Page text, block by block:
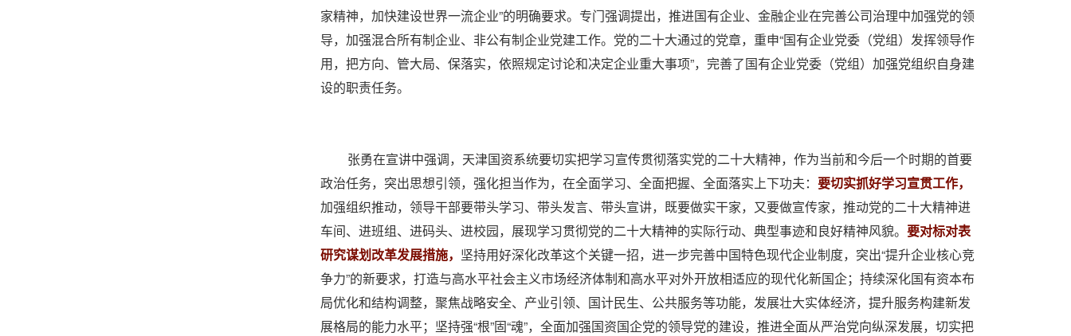
家精神，加快建设世界一流企业”的明确要求。专门强调提出，推进国有企业、金融企业在完善公司治理中加强党的领
导，加强混合所有制企业、非公有制企业党建工作。党的二十大通过的党章，重申“国有企业党委（党组）发挥领导作
用，把方向、管大局、保落实，依照规定讨论和决定企业重大事项”，完善了国有企业党委（党组）加强党组织自身建
设的职责任务。
张勇在宣讲中强调，天津国资系统要切实把学习宣传贯彻落实党的二十大精神，作为当前和今后一个时期的首要
政治任务，突出思想引领，强化担当作为，在全面学习、全面把握、全面落实上下功夫： 要切实抓好学习宣贯工作，
加强组织推动，领导干部要带头学习、带头发言、带头宣讲，既要做实干家，又要做宣传家，推动党的二十大精神进
车间、进班组、进码头、进校园，展现学习贯彻党的二十大精神的实际行动、典型事迹和良好精神风貌。 要对标对表
研究谋划改革发展措施， 坚持用好深化改革这个关键一招，进一步完善中国特色现代企业制度，突出“提升企业核心竞
争力”的新要求，打造与高水平社会主义市场经济体制和高水平对外开放相适应的现代化新国企；持续深化国有资本布
局优化和结构调整，聚焦战略安全、产业引领、国计民生、公共服务等功能，发展壮大实体经济，提升服务构建新发
展格局的能力水平；坚持强“根”固“魂”，全面加强国资国企党的领导党的建设，推进全面从严治党向纵深发展，切实把